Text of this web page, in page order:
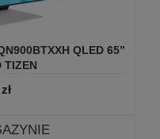
QLED 65”
TIZEN
zł